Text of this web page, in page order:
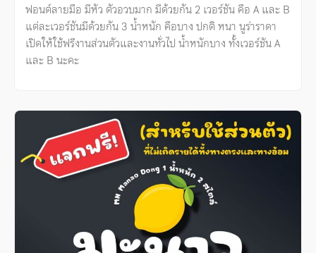
ฟอนต์ลายมือ มีหัว ตัวอวบมาก มีด้วยกัน 2 เวอร์ชัน คือ A และ B
แต่ละเวอร์ชันมีด้วยกัน 3 น้ำหนัก คือบาง ปกติ หนา นูร่าราดา
เปิดให้ใช้ฟรีงานส่วนตัวและงานทั่วไป น้ำหนักบาง ทั้งเวอร์ชัน A
และ B นะคะ